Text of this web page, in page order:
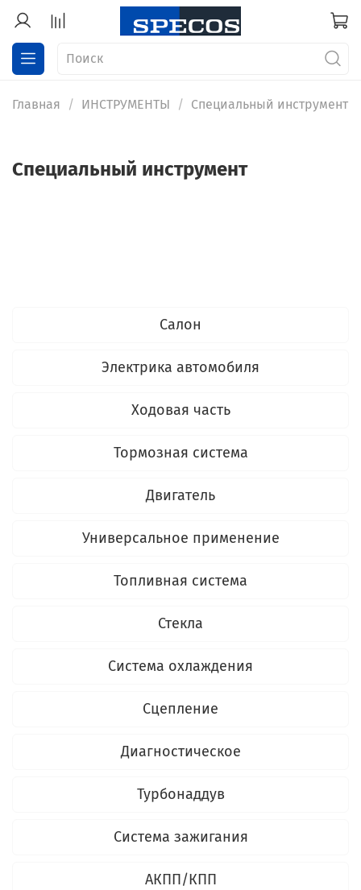
Главная ИНСТРУМЕНТЫ Специальный инструмент
Специальный инструмент
Салон
Электрика автомобиля
Ходовая часть
Тормозная система
Двигатель
Универсальное применение
Топливная система
Стекла
Система охлаждения
Сцепление
Диагностическое
Турбонаддув
Система зажигания
АКПП/КПП